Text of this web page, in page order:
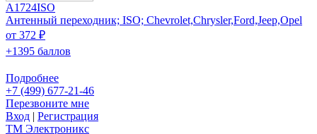
A1724ISO
Антенный переходник; ISO; Chevrolet,Chrysler,Ford,Jeep,Opel
от 372 ₽
+1395 баллов
Подробнее
+7 (499) 677-21-46
Перезвоните мне
Вход | Регистрация
TM Электроникс